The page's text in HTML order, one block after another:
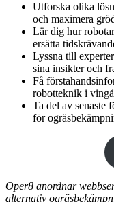
Utforska olika
och maximera
Lär dig hur
ersätta
Lyssna till
sina insikter och
Få
robotteknik i
Ta del av senaste
för
Oper8 anordnar
alternativ